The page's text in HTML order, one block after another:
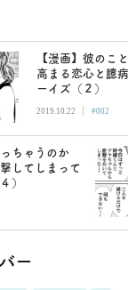
【漫画】彼のこ
高まる恋心と臆
ーイズ（２）
2019.10.22 | #002
ちゃうのか
してしまって
）
ー